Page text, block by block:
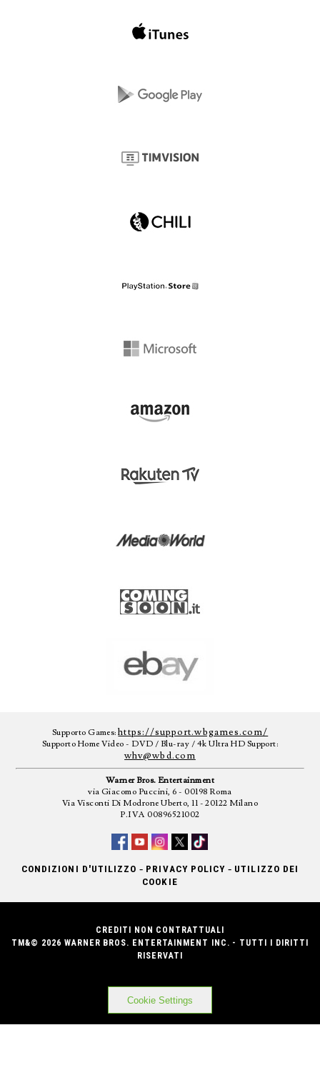
Supporto Games:https://support.wbgames.com/
Supporto Home Video - DVD / Blu-ray / 4k Ultra HD Support:
whv@wbd.com
Warner Bros. Entertainment
via Giacomo Puccini, 6 - 00198 Roma
Via Visconti Di Modrone Uberto, 11 - 20122 Milano
P.IVA 00896521002
CONDIZIONI D'UTILIZZO - PRIVACY POLICY - UTILIZZO DEI
COOKIE
CREDITI NON CONTRATTUALI
TM&© 2026 WARNER BROS. ENTERTAINMENT INC. - TUTTI I DIRITTI
RISERVATI
Cookie Settings